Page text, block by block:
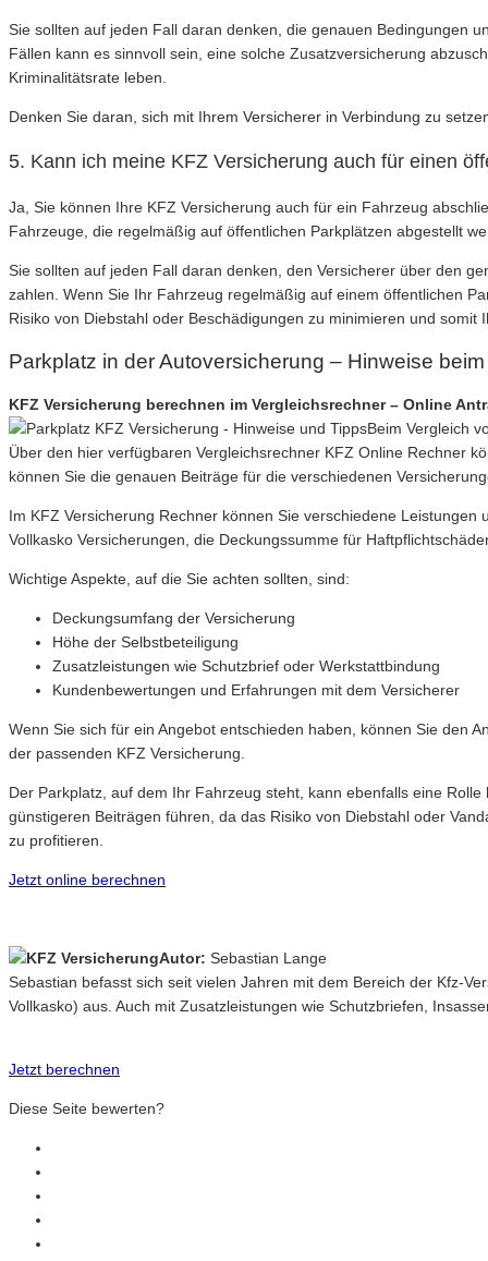
Sie sollten auf jeden Fall daran denken, die genauen Bedingungen
Fällen kann es sinnvoll sein, eine solche Zusatzversicherung
Kriminalitätsrate leben.
Denken Sie daran, sich mit Ihrem Versicherer in Verbindung zu
5. Kann ich meine KFZ Versicherung auch für einen
Ja, Sie können Ihre KFZ Versicherung auch für ein Fahrzeug
Fahrzeuge, die regelmäßig auf öffentlichen Parkplätzen abgestellt
Sie sollten auf jeden Fall daran denken, den Versicherer über den
zahlen. Wenn Sie Ihr Fahrzeug regelmäßig auf einem öffentlichen
Risiko von Diebstahl oder Beschädigungen zu minimieren und somit
Parkplatz in der Autoversicherung – Hinweise
KFZ Versicherung berechnen im Vergleichsrechner – Online
Beim Vergleich
Über den hier verfügbaren Vergleichsrechner KFZ Online Rechner
können Sie die genauen Beiträge für die verschiedenen
Im KFZ Versicherung Rechner können Sie verschiedene
Vollkasko Versicherungen, die Deckungssumme für
Wichtige Aspekte, auf die Sie achten sollten, sind:
Deckungsumfang der Versicherung
Höhe der Selbstbeteiligung
Zusatzleistungen wie Schutzbrief oder Werkstattbindung
Kundenbewertungen und Erfahrungen mit dem Versicherer
Wenn Sie sich für ein Angebot entschieden haben, können Sie den
der passenden KFZ Versicherung.
Der Parkplatz, auf dem Ihr Fahrzeug steht, kann ebenfalls eine
günstigeren Beiträgen führen, da das Risiko von Diebstahl oder
zu profitieren.
Jetzt online berechnen
Autor: Sebastian Lange
Sebastian befasst sich seit vielen Jahren mit dem Bereich der Kfz-
Vollkasko) aus. Auch mit Zusatzleistungen wie Schutzbriefen,
Jetzt berechnen
Diese Seite bewerten?